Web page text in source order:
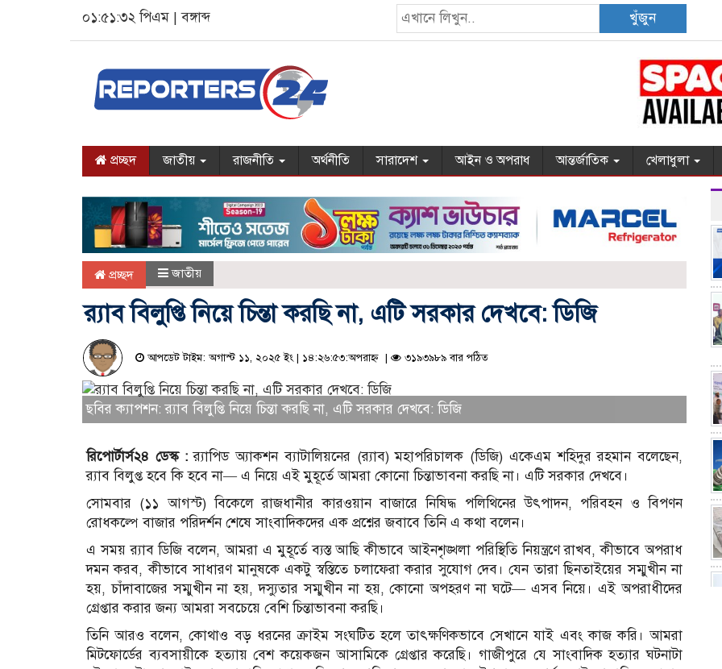
০১:৫১:৩২ পিএম |বঙ্গাব্দ খুঁজুন
প্রচ্ছদ জাতীয় রাজনীতি অর্থনীতি সারাদেশ আইন ও অপরাধ আন্তর্জাতিক খেলাধুলা
প্রচ্ছদ জাতীয়
র‍্যাব বিলুপ্তি নিয়ে চিন্তা করছি না, এটি সরকার দেখবে: ডিজি
আপডেট টাইম: অগাস্ট ১১, ২০২৫ ইং | ১৪:২৬:৫৩:অপরাহ্ন | ৩১৯৩৯৮৯ বার পঠিত
ছবির ক্যাপশন: র‍্যাব বিলুপ্তি নিয়ে চিন্তা করছি না, এটি সরকার দেখবে: ডিজি
রিপোর্টার্স২৪ ডেস্ক :র‍্যাপিড অ্যাকশন ব্যাটালিয়নের (র‍্যাব) মহাপরিচালক (ডিজি) একেএম শহিদুর রহমান বলেছেন,
র‍্যাব বিলুপ্ত হবে কি হবে না— এ নিয়ে এই মুহূর্তে আমরা কোনো চিন্তাভাবনা করছি না। এটি সরকার দেখবে।
সোমবার (১১ আগস্ট) বিকেলে রাজধানীর কারওয়ান বাজারে নিষিদ্ধ পলিথিনের উৎপাদন, পরিবহন ও বিপণন
রোধকল্পে বাজার পরিদর্শন শেষে সাংবাদিকদের এক প্রশ্নের জবাবে তিনি এ কথা বলেন।
এ সময় র‌্যাব ডিজি বলেন, আমরা এ মুহূর্তে ব্যস্ত আছি কীভাবে আইনশৃঙ্খলা পরিস্থিতি নিয়ন্ত্রণে রাখব, কীভাবে অপরাধ
দমন করব, কীভাবে সাধারণ মানুষকে একটু স্বস্তিতে চলাফেরা করার সুযোগ দেব। যেন তারা ছিনতাইয়ের সম্মুখীন না
হয়, চাঁদাবাজের সম্মুখীন না হয়, দস্যুতার সম্মুখীন না হয়, কোনো অপহরণ না ঘটে— এসব নিয়ে। এই অপরাধীদের
গ্রেপ্তার করার জন্য আমরা সবচেয়ে বেশি চিন্তাভাবনা করছি।
তিনি আরও বলেন, কোথাও বড় ধরনের ক্রাইম সংঘটিত হলে তাৎক্ষণিকভাবে সেখানে যাই এবং কাজ করি। আমরা
মিটফোর্ডের ব্যবসায়ীকে হত্যায় বেশ কয়েকজন আসামিকে গ্রেপ্তার করেছি। গাজীপুরে যে সাংবাদিক হত্যার ঘটনাটা